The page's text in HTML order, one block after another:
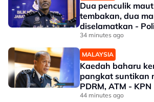
Dua penculik
tembakan, dua
diselamatkan -
34 minutes ago
MALAYSIA
Kaedah baharu
pangkat suntikan
PDRM, ATM - KPN
44 minutes ago